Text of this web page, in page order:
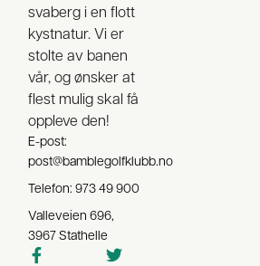
svaberg i en flott
kystnatur. Vi er
stolte av banen
vår, og ønsker at
flest mulig skal få
oppleve den!
E-post:
post@bamblegolfklubb.no
Telefon: 973 49 900
Valleveien 696,
3967 Stathelle